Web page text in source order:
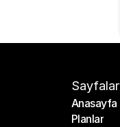
Sayfalar
Anasayfa
Anasayfa
Planlar